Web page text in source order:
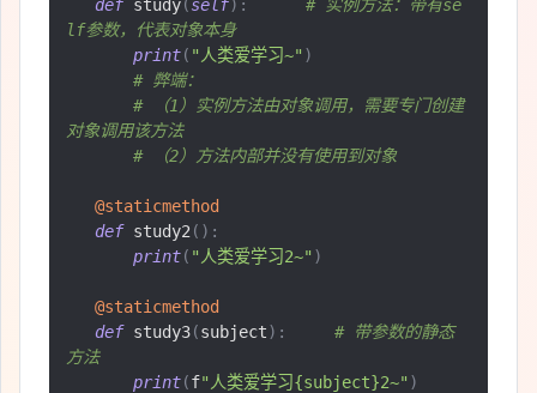
def study(self):
# 实例方法：带有se
lf参数，代表对象本身
print( "人类爱学习~" )
# 弊端：
# （1）实例方法由对象调用，需要专门创建
对象调用该方法
# （2）方法内部并没有使用到对象
@staticmethod
def study2 ():
print( "人类爱学习2~" )
@staticmethod
def study3(subject):
# 带参数的静态
方法
print(f"人类爱学习{subject}2~" )